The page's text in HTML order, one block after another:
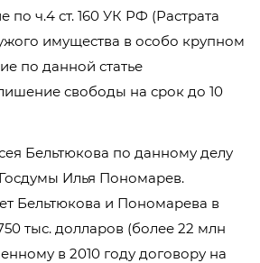
по ч.4 ст. 160 УК РФ (Растрата
имущества в особо крупном
по данной статье
свободы на срок до 10
Бельтюкова по данному делу
Илья Пономарев.
Бельтюкова и Пономарева в
тыс. долларов (более 22 млн
в 2010 году договору на